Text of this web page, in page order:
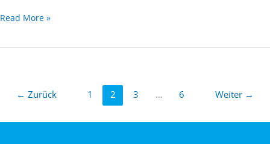
Bilderbuchkino
Read More »
← Zurück 1 2 3 … 6 Weiter →